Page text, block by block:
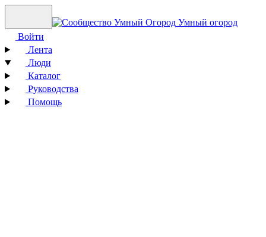
Умный огород
Войти
Лента
Люди
Каталог
Руководства
Помощь